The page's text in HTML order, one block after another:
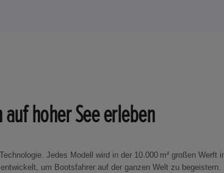
hoher See erleben
Jedes Modell wird in der 10.000 m² großen
um Bootsfahrer auf der ganzen Welt zu begeistern.